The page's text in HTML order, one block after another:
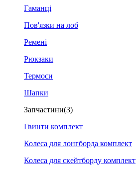
Гаманці
Пов'язки на лоб
Ремені
Рюкзаки
Термоси
Шапки
Запчастини(3)
Гвинти комплект
Колеса для лонгборда комплект
Колеса для скейтборду комплект